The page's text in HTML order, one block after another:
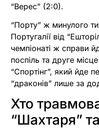
“Верес” (2:0).
“Порту” ж минулого
Португалії від
чемпіонаті ж справи
поспіль та друге
“Спортінг”, який йде
“драконів” лише за
Хто
“Шахтаря”